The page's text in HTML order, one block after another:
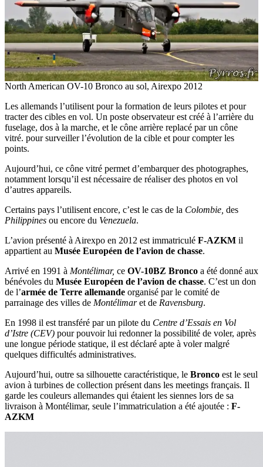
North American OV-10 Bronco au sol, Airexpo 2012
Les allemands l’utilisent pour la formation de leurs pilotes et pour
tracter des cibles en vol. Un poste observateur est créé à l’arrière du
fuselage, dos à la marche, et le cône arrière replacé par un cône
vitré. pour surveiller l’évolution de la cible et pour compter les
points.
Aujourd’hui, ce cône vitré permet d’embarquer des photographes,
notamment lorsqu’il est nécessaire de réaliser des photos en vol
d’autres appareils.
Certains pays l’utilisent encore, c’est le cas de la Colombie, des
Philippines ou encore du Venezuela.
L’avion présenté à Airexpo en 2012 est immatriculé F-AZKM il
appartient au Musée Européen de l’avion de chasse.
Arrivé en 1991 à Montélimar, ce OV-10BZ Bronco a été donné aux
bénévoles du Musée Européen de l’avion de chasse. C’est un don
de l’armée de Terre allemande organisé par le comité de
parrainage des villes de Montélimaret de Ravensburg.
En 1998 il est transféré par un pilote du Centre d’Essais en Vol
d’Istre (CEV) pour pouvoir lui redonner la possibilité de voler, après
une longue période statique, il est déclaré apte à voler malgré
quelques difficultés administratives.
Aujourd’hui, outre sa silhouette caractéristique, le Bronco est le seul
avion à turbines de collection présent dans les meetings français. Il
garde les couleurs allemandes qui étaient les siennes lors de sa
livraison à Montélimar, seule l’immatriculation a été ajoutée : F-
AZKM